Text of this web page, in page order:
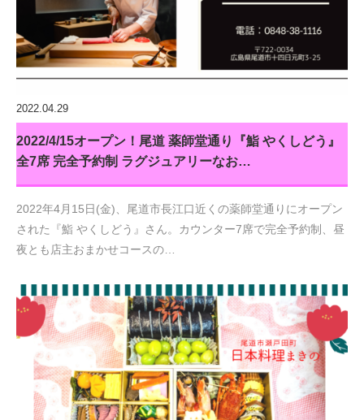
2022.04.29
2022/4/15オープン！尾道 薬師堂通り『鮨 やくしどう』
全7席 完全予約制 ラグジュアリーなお…
2022年4月15日(金)、尾道市長江口近くの薬師堂通りにオープン
された『鮨 やくしどう』さん。カウンター7席で完全予約制、昼
夜とも店主おまかせコースの…